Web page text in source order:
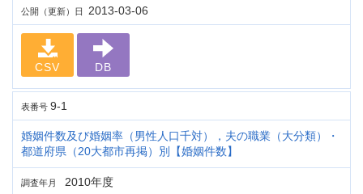
公開（更新）日 2013-03-06
CSV DB
表番号 9-1
婚姻件数及び婚姻率（男性人口千対），夫の職業（大分類）・
都道府県（20大都市再掲）別【婚姻件数】
調査年月 2010年度